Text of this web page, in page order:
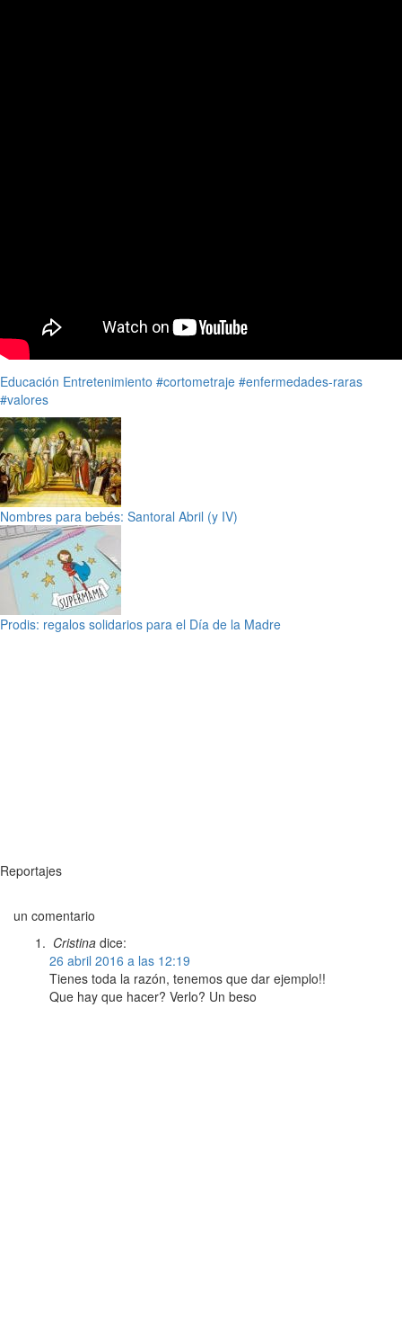
Educación Entretenimiento #cortometraje #enfermedades-raras
#valores
Nombres para bebés: Santoral Abril (y IV)
Prodis: regalos solidarios para el Día de la Madre
Reportajes
un comentario
Cristina dice:
26 abril 2016 a las 12:19
Tienes toda la razón, tenemos que dar ejemplo!!
Que hay que hacer? Verlo? Un beso